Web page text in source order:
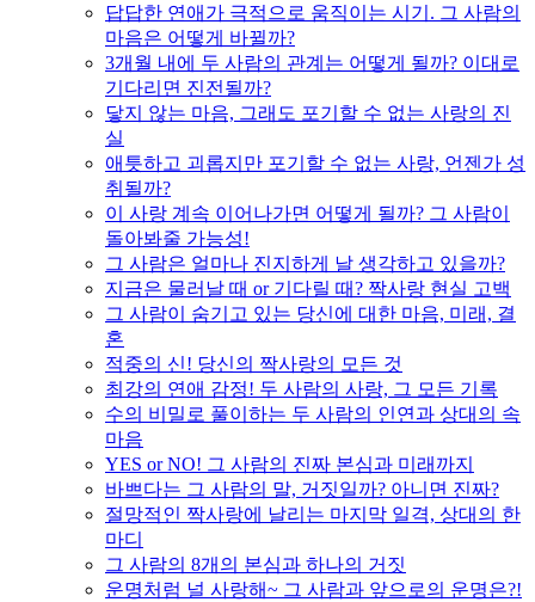
답답한 연애가 극적으로 움직이는 시기. 그 사람의
마음은 어떻게 바뀔까?
3개월 내에 두 사람의 관계는 어떻게 될까? 이대로
기다리면 진전될까?
닿지 않는 마음, 그래도 포기할 수 없는 사랑의 진
실
애틋하고 괴롭지만 포기할 수 없는 사랑, 언젠가 성
취될까?
이 사랑 계속 이어나가면 어떻게 될까? 그 사람이
돌아봐줄 가능성!
그 사람은 얼마나 진지하게 날 생각하고 있을까?
지금은 물러날 때 or 기다릴 때? 짝사랑 현실 고백
그 사람이 숨기고 있는 당신에 대한 마음, 미래, 결
혼
적중의 신! 당신의 짝사랑의 모든 것
최강의 연애 감정! 두 사람의 사랑, 그 모든 기록
수의 비밀로 풀이하는 두 사람의 인연과 상대의 속
마음
YES or NO! 그 사람의 진짜 본심과 미래까지
바쁘다는 그 사람의 말, 거짓일까? 아니면 진짜?
절망적인 짝사랑에 날리는 마지막 일격, 상대의 한
마디
그 사람의 8개의 본심과 하나의 거짓
운명처럼 널 사랑해~ 그 사람과 앞으로의 운명은?!